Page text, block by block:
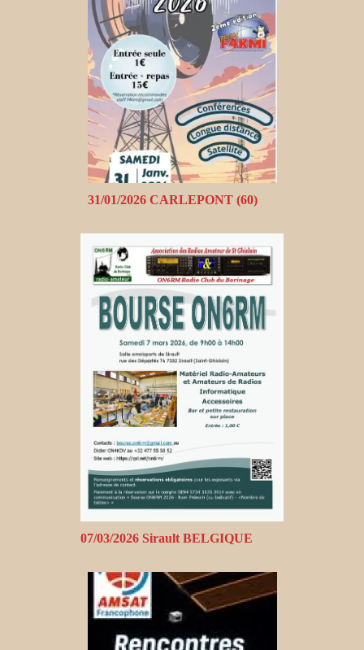
31/01/2026 CARLEPONT (60)
07/03/2026 Sirault BELGIQUE